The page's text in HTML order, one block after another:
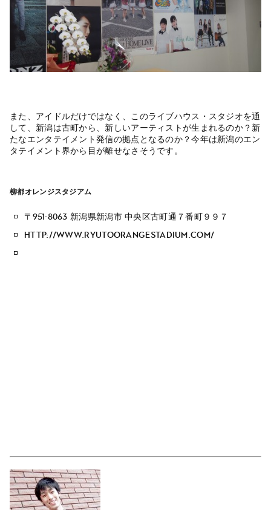
また、アイドルだけではなく、このライブハウス・スタジオを通
して、新潟は古町から、新しいアーティストが生まれるのか？新
たなエンタテイメント発信の拠点となるのか？今年は新潟のエン
タテイメント界から目が離せなさそうです。
柳都オレンジスタジアム
〒951-8063 新潟県新潟市 中央区古町通７番町９９７
http://www.ryutoorangestadium.com/